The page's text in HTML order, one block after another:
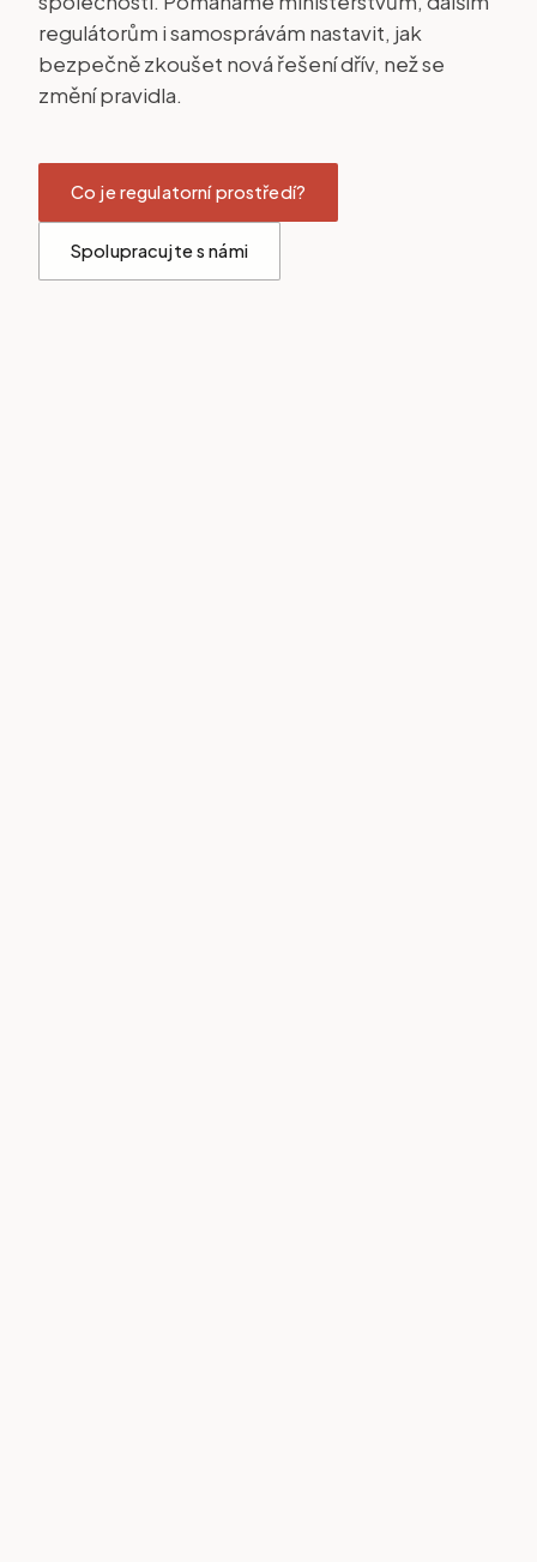
regulátorům i samosprávám nastavit, jak
bezpečně zkoušet nová řešení dřív, než se
změní pravidla.
Co je regulatorní prostředí?
Spolupracujte s námi